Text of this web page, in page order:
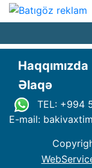
Haqqımızda
Əlaqə
TEL: +994
E-mail: